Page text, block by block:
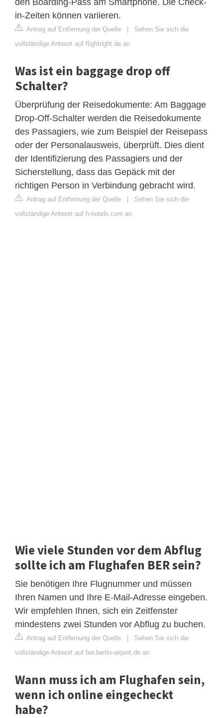
in-Zeiten können variieren.
Antrag auf Entfernung der Quelle | Sehen Sie sich die
vollständige Antwort auf flightright.de an
Was ist ein baggage drop off
Schalter?
Überprüfung der Reisedokumente: Am Baggage
Drop-Off-Schalter werden die Reisedokumente
des Passagiers, wie zum Beispiel der Reisepass
oder der Personalausweis, überprüft. Dies dient
der Identifizierung des Passagiers und der
Sicherstellung, dass das Gepäck mit der
richtigen Person in Verbindung gebracht wird.
Antrag auf Entfernung der Quelle | Sehen Sie sich die
vollständige Antwort auf h-hotels.com an
Wie viele Stunden vor dem Abflug
sollte ich am Flughafen BER sein?
Sie benötigen Ihre Flugnummer und müssen
Ihren Namen und Ihre E-Mail-Adresse eingeben.
Wir empfehlen Ihnen, sich ein Zeitfenster
mindestens zwei Stunden vor Abflug zu buchen.
Antrag auf Entfernung der Quelle | Sehen Sie sich die
vollständige Antwort auf ber.berlin-airport.de an
Wann muss ich am Flughafen sein,
wenn ich online eingecheckt
habe?